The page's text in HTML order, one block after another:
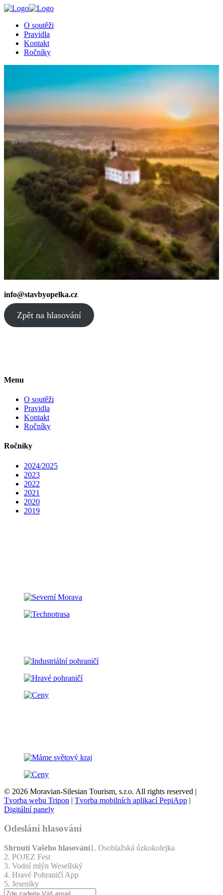
O soutěži
Pravidla
Kontakt
Ročníky
info@stavbyopelka.cz
Zpět na hlasování
Menu
O soutěži
Pravidla
Kontakt
Ročníky
Ročníky
2024/2025
2023
2022
2021
2020
2019
© 2026 Moravian-Silesian Tourism, s.r.o. All rights reserved |
Tvorba webu Tripon | Tvorba mobilních aplikací PepiApp |
Digitální panely
Odeslání hlasování
Shrnutí Vašeho hlasování1. Osoblažská úzkokolejka
2. POJEZ Fest
3. Vodní mlýn Wesellský
4. Hravé Pohraničí App
5. Jeseníky